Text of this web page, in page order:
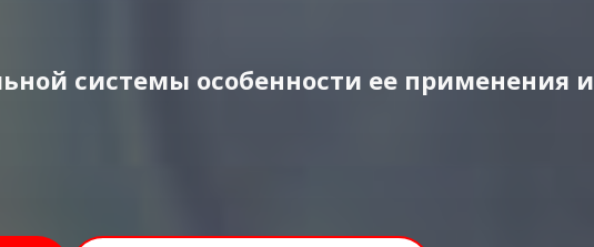
системы особенности ее применения и